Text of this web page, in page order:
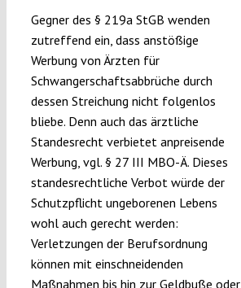
Gegner des § 219a StGB wenden
zutreffend ein, dass anstößige
Werbung von Ärzten für
Schwangerschaftsabbrüche durch
dessen Streichung nicht folgenlos
bliebe. Denn auch das ärztliche
Standesrecht verbietet anpreisende
Werbung, vgl. § 27 III MBO-Ä. Dieses
standesrechtliche Verbot würde der
Schutzpflicht ungeborenen Lebens
wohl auch gerecht werden:
Verletzungen der Berufsordnung
können mit einschneidenden
Maßnahmen bis hin zur Geldbuße oder